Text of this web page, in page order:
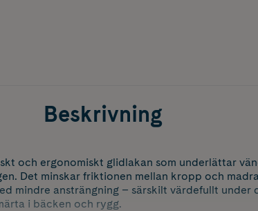
Beskrivning
och ergonomiskt glidlakan som underlättar
Det minskar friktionen mellan kropp och
mindre ansträngning – särskilt värdefullt under
i bäcken och rygg.